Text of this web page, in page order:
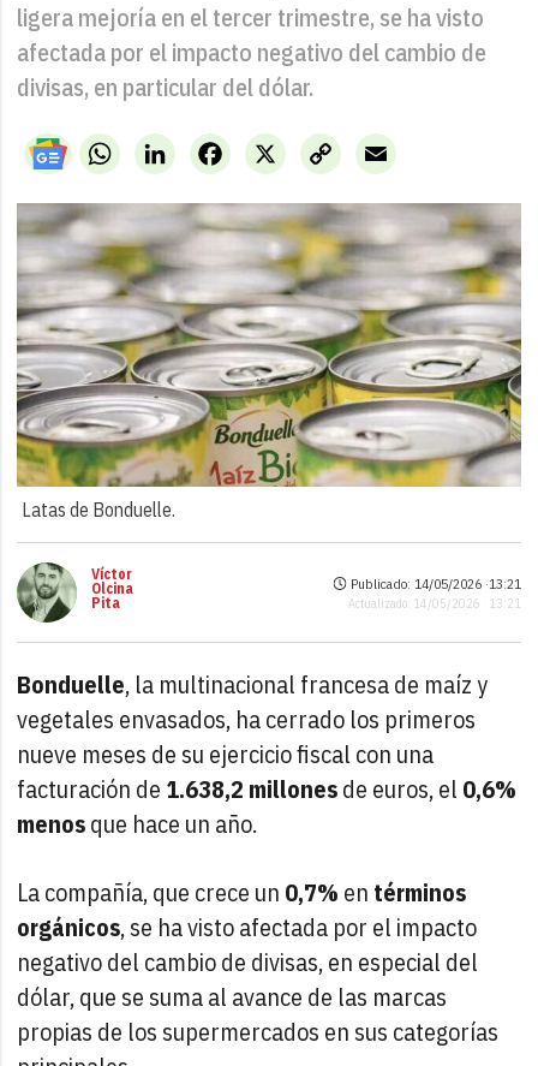
ligera mejoría en el tercer trimestre, se ha visto
afectada por el impacto negativo del cambio de
divisas, en particular del dólar.
WhatsAppLinkedIn X
Facebook
Copy
Link
Email
Latas de Bonduelle.
Víctor
Olcina
Pita
Publicado: 14/05/2026 ·13:21
Actualizado: 14/05/2026 · 13:21
Bonduelle, la multinacional francesa de maíz y
vegetales envasados, ha cerrado los primeros
nueve meses de su ejercicio fiscal con una
facturación de 1.638,2 millonesde euros, el 0,6%
menosque hace un año.
La compañía, que crece un 0,7% en términos
orgánicos, se ha visto afectada por el impacto
negativo del cambio de divisas, en especial del
dólar, que se suma al avance de las marcas
propias de los supermercados en sus categorías